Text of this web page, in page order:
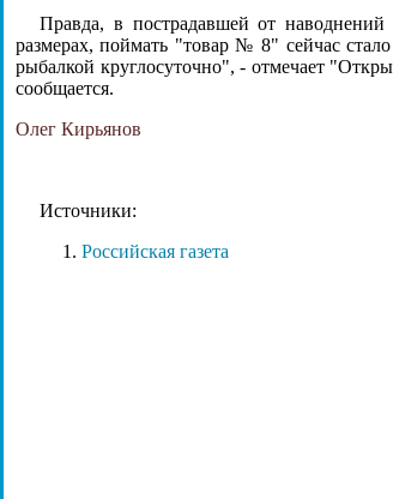
Правда, в пострадавшей от
размерах, поймать "товар № 8" сейчас
рыбалкой круглосуточно", - отмечает
сообщается.
Олег Кирьянов
Источники:
Российская газета